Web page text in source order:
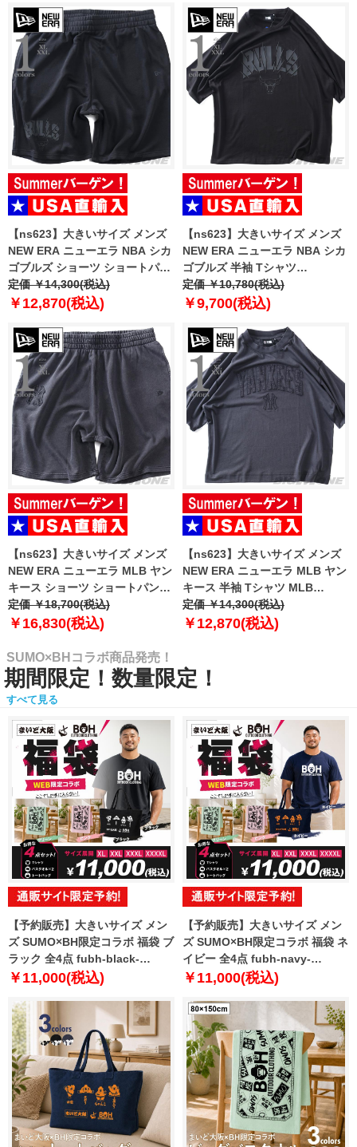
【ns623】大きいサイズ メンズ
NEW ERA ニューエラ NBA シカ
ゴブルズ ショーツ ショートパン
ツ ハーフパンツ NBA CHICAGO
BULLS BLACK SHORTS USA直
定価 ￥14,300(税込)
￥12,870(税込)
【ns623】大きいサイズ メンズ
NEW ERA ニューエラ NBA シカ
ゴブルズ 半袖 Tシャツ
CHICAGO BULLS NBA BLACK
OVERSIZED T-SHIRT USA直輸
定価 ￥10,780(税込)
￥9,700(税込)
【ns623】大きいサイズ メンズ
NEW ERA ニューエラ MLB ヤン
キース ショーツ ショートパンツ
ハーフパンツ MLB WASHED
NEW YORK YANKEES T-SHIRT
定価 ￥18,700(税込)
￥16,830(税込)
【ns623】大きいサイズ メンズ
NEW ERA ニューエラ MLB ヤン
キース 半袖 Tシャツ MLB
WASHED NEW YORK YANKEES
T-SHIRT USA直輸入 60771645
定価 ￥14,300(税込)
￥12,870(税込)
SUMO×BHコラボ商品発売！
期間限定！数量限定！
すべて見る
【予約販売】大きいサイズ メン
ズ SUMO×BH限定コラボ 福袋 ブ
ラック 全4点 fubh-black-
sumo999-b【10月下旬発送予
￥11,000(税込)
【予約販売】大きいサイズ メン
ズ SUMO×BH限定コラボ 福袋 ネ
イビー 全4点 fubh-navy-
sumo999-b【10月下旬発送予
￥11,000(税込)